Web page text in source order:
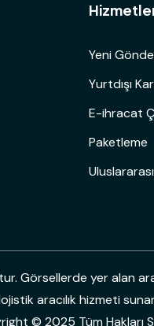
Yeni
Yurtdışı
E-ihracat
Paketleme
Uluslararası
Görsellerde yer alan
aracılık hizmeti
© 2025 Tüm Hakları